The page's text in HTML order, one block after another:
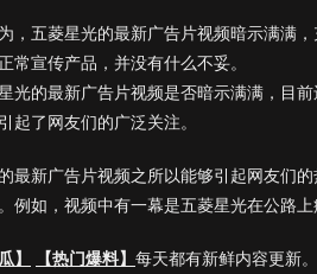
，五菱星光的最新广告片视频暗示满满
常宣传产品，并没有什么不妥。
光的最新广告片视频是否暗示满满，目
起了网友们的广泛关注。
最新广告片视频之所以能够引起网友们
例如，视频中有一幕是五菱星光在公路
】 【热门爆料】 每天都有新鲜内容更新。